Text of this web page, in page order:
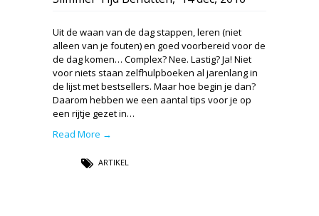
Uit de waan van de dag stappen, leren (niet
alleen van je fouten) en goed voorbereid voor de
de dag komen… Complex? Nee. Lastig? Ja! Niet
voor niets staan zelfhulpboeken al jarenlang in
de lijst met bestsellers. Maar hoe begin je dan?
Daarom hebben we een aantal tips voor je op
een rijtje gezet in…
Read More →
ARTIKEL